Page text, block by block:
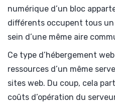
numérique d’un bloc
différents occupent tous
sein d’une même aire
Ce type d’hébergement
ressources d’un même
sites web. Du coup, cela
coûts d’opération du